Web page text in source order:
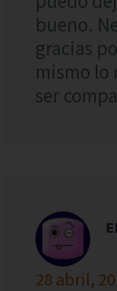
bueno.
gracias
mismo lo
ser
28 abril,